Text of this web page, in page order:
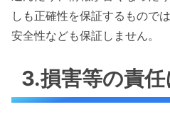
しも正確性を保証するもので
安全性なども保証しません。
3.損害等の責